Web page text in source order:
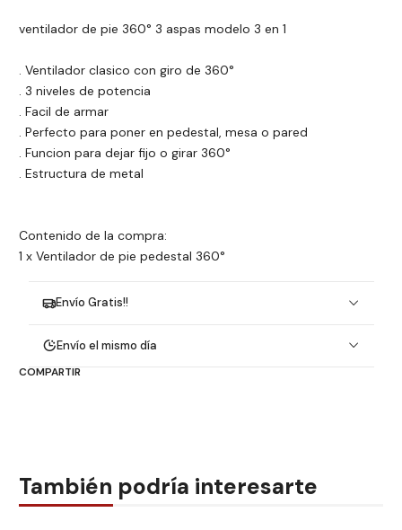
ventilador de pie 360° 3 aspas modelo 3 en 1
. Ventilador clasico con giro de 360°
. 3 niveles de potencia
. Facil de armar
. Perfecto para poner en pedestal, mesa o pared
. Funcion para dejar fijo o girar 360°
. Estructura de metal
Contenido de la compra:
1 x Ventilador de pie pedestal 360°
Envío Gratis!!
Envío el mismo día
COMPARTIR
También podría interesarte